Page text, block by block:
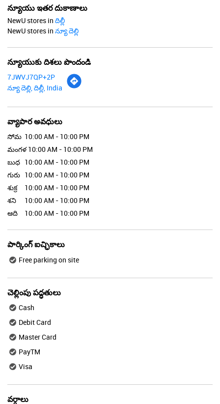
7JWVJ7QP+2P
న్యూ దెల్లి, దిల్లీ, India
సోమ 10:00 AM - 10:00 PM
మంగళ10:00 AM - 10:00 PM
బుధ 10:00 AM - 10:00 PM
గురు 10:00 AM - 10:00 PM
శుక్ర
10:00 AM - 10:00 PM
శని
పార్కింగ్ ఐచ్ఛికాలు
Free parking on site
Debit Card
Visa
Cosmetics And Perfumes Supplier
Health And Beauty Shop